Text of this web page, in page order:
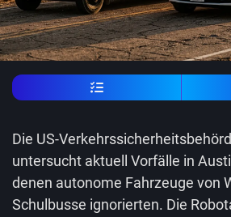
Die US-
untersucht aktuell Vorfälle in
denen autonome Fahrzeuge von
Schulbusse ignorierten. Die